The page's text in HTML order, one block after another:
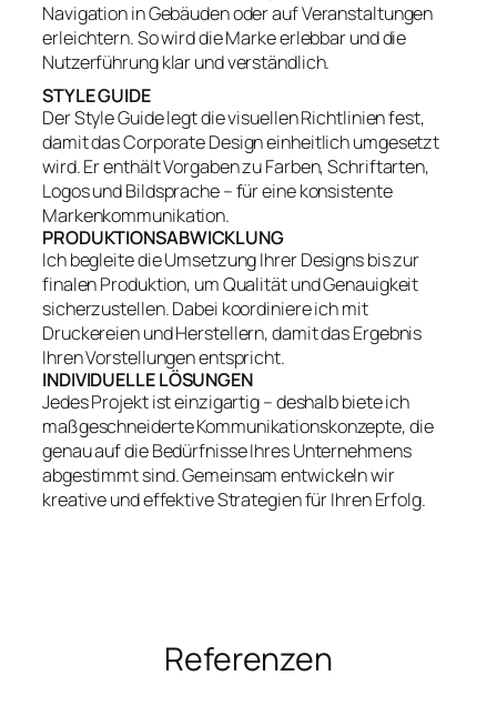
Navigation in Gebäuden oder auf Veranstaltungen
erleichtern. So wird die Marke erlebbar und die
Nutzerführung klar und verständlich.
STYLE GUIDE
Der Style Guide legt die visuellen Richtlinien fest,
damit das Corporate Design einheitlich umgesetzt
wird. Er enthält Vorgaben zu Farben, Schriftarten,
Logos und Bildsprache – für eine konsistente
Markenkommunikation.
PRODUKTIONSABWICKLUNG
Ich begleite die Umsetzung Ihrer Designs bis zur
finalen Produktion, um Qualität und Genauigkeit
sicherzustellen. Dabei koordiniere ich mit
Druckereien und Herstellern, damit das Ergebnis
Ihren Vorstellungen entspricht.
INDIVIDUELLE LÖSUNGEN
Jedes Projekt ist einzigartig – deshalb biete ich
maßgeschneiderte Kommunikationskonzepte, die
genau auf die Bedürfnisse Ihres Unternehmens
abgestimmt sind. Gemeinsam entwickeln wir
kreative und effektive Strategien für Ihren Erfolg.
Referenzen